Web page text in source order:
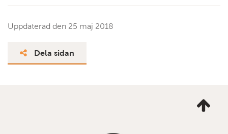
Uppdaterad den 25 maj 2018
Dela sidan
mig